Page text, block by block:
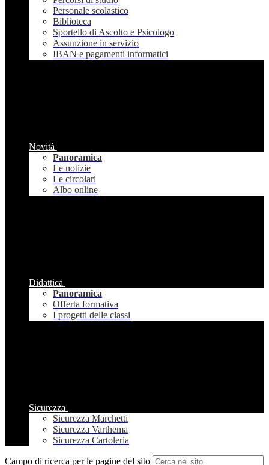
Personale scolastico
Biblioteca
Sportello di Ascolto e Psicologo
Assunzione in servizio
IBAN e pagamenti informatici
Novità
Panoramica
Le notizie
Le circolari
Albo online
Didattica
Panoramica
Offerta formativa
I progetti delle classi
Sicurezza
Sicurezza Marchetti
Sicurezza Varthema
Sicurezza Cartoleria
Campo di ricerca per le pagine del sito